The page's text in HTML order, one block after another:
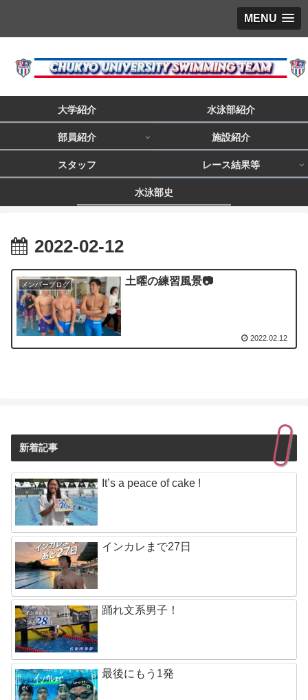
MENU
大学紹介 水泳部紹介
部員紹介 施設紹介
スタッフ レース結果等
水泳部史
2022-02-12
メンバーブログ 土曜の練習風景📷
2022.02.12
新着記事
It’s a peace of cake !
インカレまで27日
踊れ文系男子！
最後にもう1発